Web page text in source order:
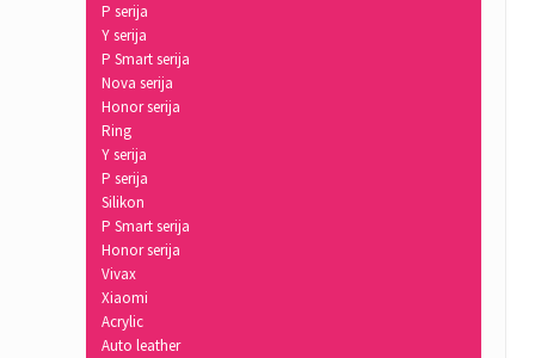
P serija
Y serija
P Smart serija
Nova serija
Honor serija
Ring
Y serija
P serija
Silikon
P Smart serija
Honor serija
Vivax
Xiaomi
Acrylic
Auto leather